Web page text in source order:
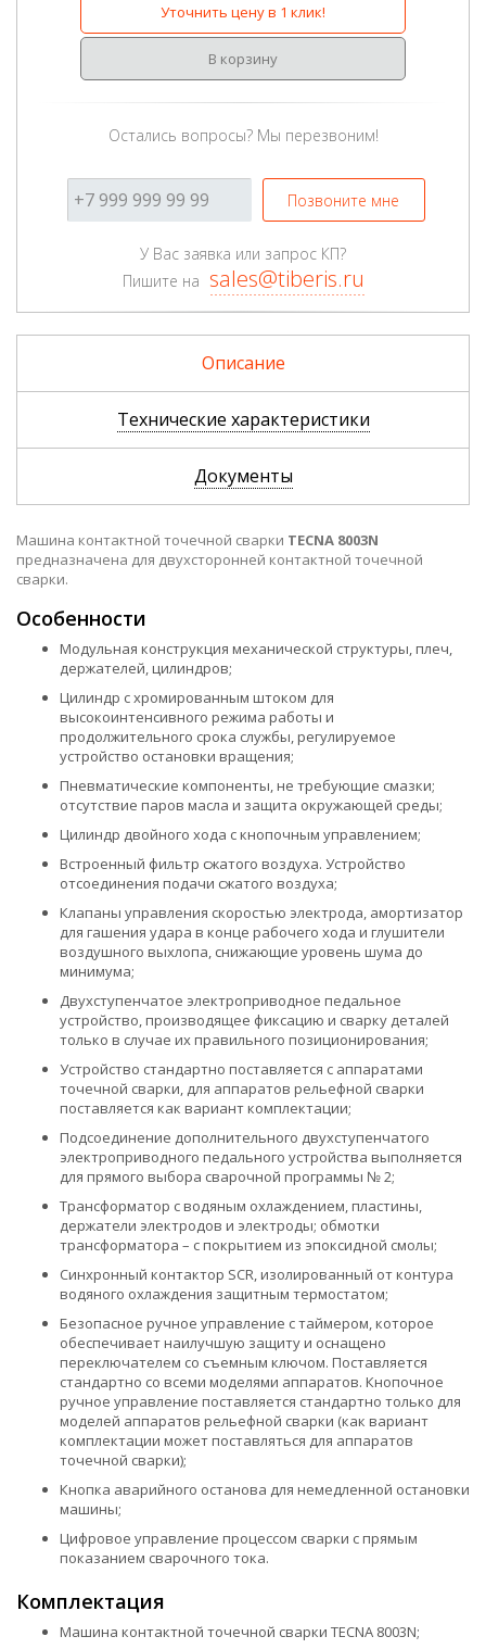
Уточнить цену в 1 клик!
В корзину
Остались вопросы? Мы перезвоним!
Позвоните мне
У Вас заявка или запрос КП?
Пишите на sales@tiberis.ru
Описание
Технические характеристики
Документы
Машина контактной точечной сварки TECNA 8003N
предназначена для двухсторонней контактной точечной
сварки.
Особенности
Модульная конструкция механической структуры, плеч,
держателей, цилиндров;
Цилиндр с хромированным штоком для
высокоинтенсивного режима работы и
продолжительного срока службы, регулируемое
устройство остановки вращения;
Пневматические компоненты, не требующие смазки;
отсутствие паров масла и защита окружающей среды;
Цилиндр двойного хода с кнопочным управлением;
Встроенный фильтр сжатого воздуха. Устройство
отсоединения подачи сжатого воздуха;
Клапаны управления скоростью электрода, амортизатор
для гашения удара в конце рабочего хода и глушители
воздушного выхлопа, снижающие уровень шума до
минимума;
Двухступенчатое электроприводное педальное
устройство, производящее фиксацию и сварку деталей
только в случае их правильного позиционирования;
Устройство стандартно поставляется с аппаратами
точечной сварки, для аппаратов рельефной сварки
поставляется как вариант комплектации;
Подсоединение дополнительного двухступенчатого
электроприводного педального устройства выполняется
для прямого выбора сварочной программы № 2;
Трансформатор с водяным охлаждением, пластины,
держатели электродов и электроды; обмотки
трансформатора – с покрытием из эпоксидной смолы;
Синхронный контактор SCR, изолированный от контура
водяного охлаждения защитным термостатом;
Безопасное ручное управление с таймером, которое
обеспечивает наилучшую защиту и оснащено
переключателем со съемным ключом. Поставляется
стандартно со всеми моделями аппаратов. Кнопочное
ручное управление поставляется стандартно только для
моделей аппаратов рельефной сварки (как вариант
комплектации может поставляться для аппаратов
точечной сварки);
Кнопка аварийного останова для немедленной остановки
машины;
Цифровое управление процессом сварки с прямым
показанием сварочного тока.
Комплектация
Машина контактной точечной сварки TECNA 8003N;